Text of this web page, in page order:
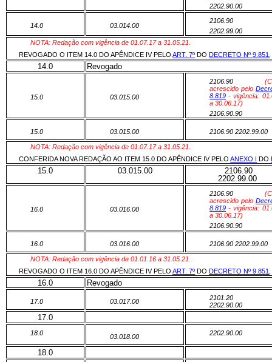
2202.90.00
14.0 03.014.00
2106.90
2202.99.00
NOTA: Redação com vigência de 01.07.17 a 31.05.21.
REVOGADO O ITEM 14.0 DO APÊNDICE IV PELOART. 7º DODECRETO Nº 9.851
14.0 Revogado
15.0 03.015.00
2106.90
acrescido pelo
8.819 - vigência:
a 30.06.17)
2106.90.90
15.0 03.015.00 2106.90 2202.99.00
NOTA: Redação com vigência de 01.07.17 a 31.05.21.
CONFERIDA NOVA REDAÇÃO AO ITEM 15.0 DO APÊNDICE IV PELOANEXO I DO
15.0 03.015.00
2106.90
2202.99.00
16.0 03.016.00
2106.90
acrescido pelo
8.819 - vigência:
a 30.06.17)
2106.90.90
16.0 03.016.00 2106.90 2202.99.00
NOTA: Redação com vigência de 01.01.16 a 31.05.21.
REVOGADO O ITEM 16.0 DO APÊNDICE IV PELOART. 7º DODECRETO Nº 9.851
16.0 Revogado
17.0 03.017.00
2101.20
2202.90.00
17.0
18.0 03.018.00 2202.90.00
18.0